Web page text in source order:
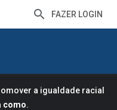
FAZER LOGIN
a igualdade racial
como.